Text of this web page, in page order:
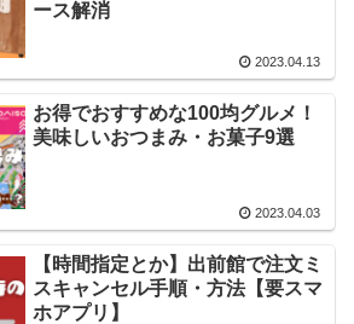
ース解消
2023.04.13
お得でおすすめな100均グルメ！
美味しいおつまみ・お菓子9選
2023.04.03
【時間指定とか】出前館で注文ミ
スキャンセル手順・方法【要スマ
ホアプリ】